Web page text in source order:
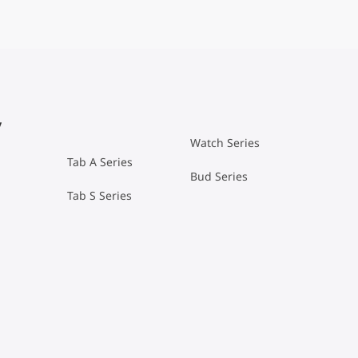
Tab A Series
Tab S Series
Watch Series
Bud Series